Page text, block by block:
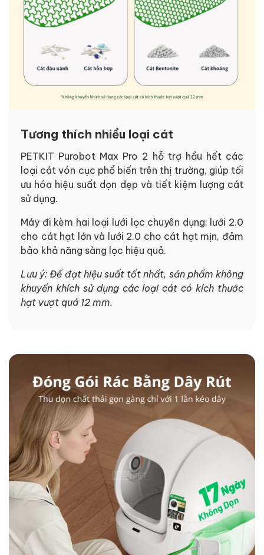
Tương thích nhiều loại cát
PETKIT Purobot Max Pro 2 hỗ trợ hầu hết các
loại cát vón cục phổ biến trên thị trường, giúp tối
ưu hóa hiệu suất dọn dẹp và tiết kiệm lượng cát
sử dụng.
Máy đi kèm hai loại lưới lọc chuyên dụng: lưới 2.0
cho cát hạt lớn và lưới 2.0 cho cát hạt mịn, đảm
bảo khả năng sàng lọc hiệu quả.
Lưu ý: Để đạt hiệu suất tốt nhất, sản phẩm không
khuyến khích sử dụng các loại cát có kích thước
hạt vượt quá 12 mm.